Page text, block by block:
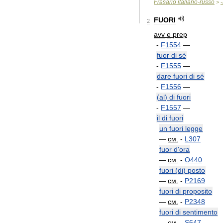
Frasario italiano-russo > -
2
FUORI
avv e prep
- F1554 —
fuor di sé
- F1555 —
dare fuori di sé
- F1556 —
(al) di fuori
- F1557 —
il di fuori
un fuori legge
— см - L307
fuor d'ora
— см - O440
fuori (di) posto
— см - P2169
fuori di proposito
— см - P2348
fuori di sentimento